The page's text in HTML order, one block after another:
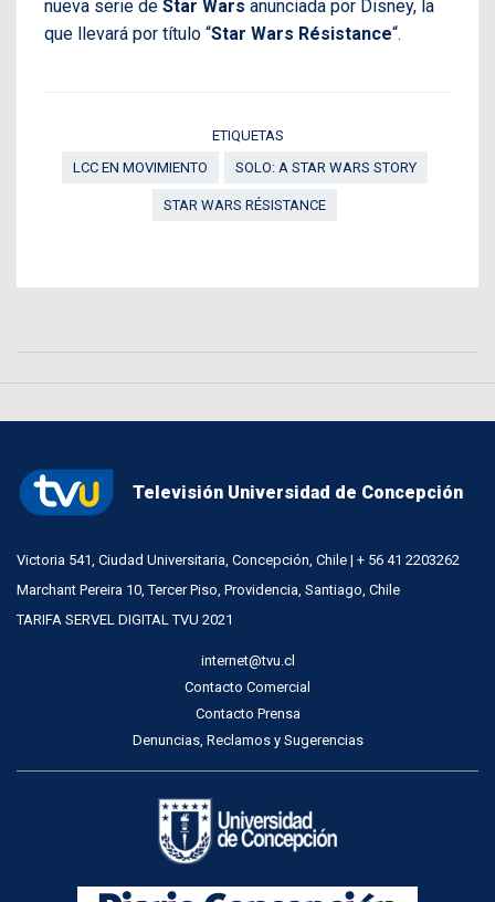
nueva serie de Star Wars anunciada por Disney, la
que llevará por título “Star Wars Résistance“.
ETIQUETAS
LCC EN MOVIMIENTO
SOLO: A STAR WARS STORY
STAR WARS RÉSISTANCE
Televisión Universidad de Concepción
Victoria 541, Ciudad Universitaria, Concepción, Chile | + 56 41 2203262
Marchant Pereira 10, Tercer Piso, Providencia, Santiago, Chile
TARIFA SERVEL DIGITAL TVU 2021
internet@tvu.cl
Contacto Comercial
Contacto Prensa
Denuncias, Reclamos y Sugerencias